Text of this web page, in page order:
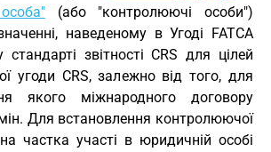
(або "контролюючі особи")
наведеному в Угоді FATCA
звітності CRS для цілей
угоди CRS, залежно від того, для
якого міжнародного договору
Для встановлення контролюючої
частка участі в юридичній особі